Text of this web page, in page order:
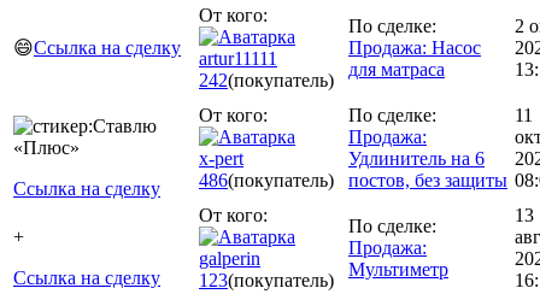
😄Ссылка на сделку
От кого:
artur11111
242(покупатель)
По сделке:
Продажа: Насос
для матраса
2
Ссылка на сделку
От кого:
x-pert
486(покупатель)
По сделке:
Продажа:
Удлинитель на 6
постов, без защиты
11
+
Ссылка на сделку
От кого:
galperin
123(покупатель)
По сделке:
Продажа:
Мультиметр
13
авг